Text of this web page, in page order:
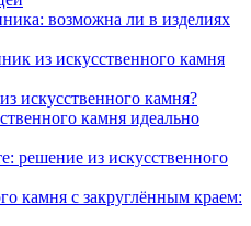
возможна ли в изделиях
из искусственного камня
искусственного камня?
камня идеально
решение из искусственного
камня с закруглённым краем: